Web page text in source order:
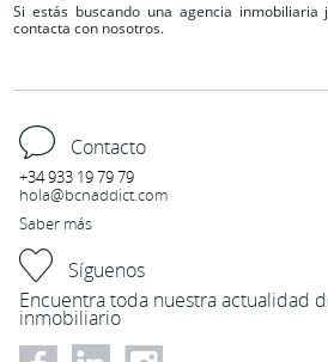
Si estás buscando una agencia
contacta con nosotros.
Contacto
+34 933 19 79 79
hola@bcnaddict.com
Saber más
Síguenos
Encuentra toda nuestra actualidad
inmobiliario